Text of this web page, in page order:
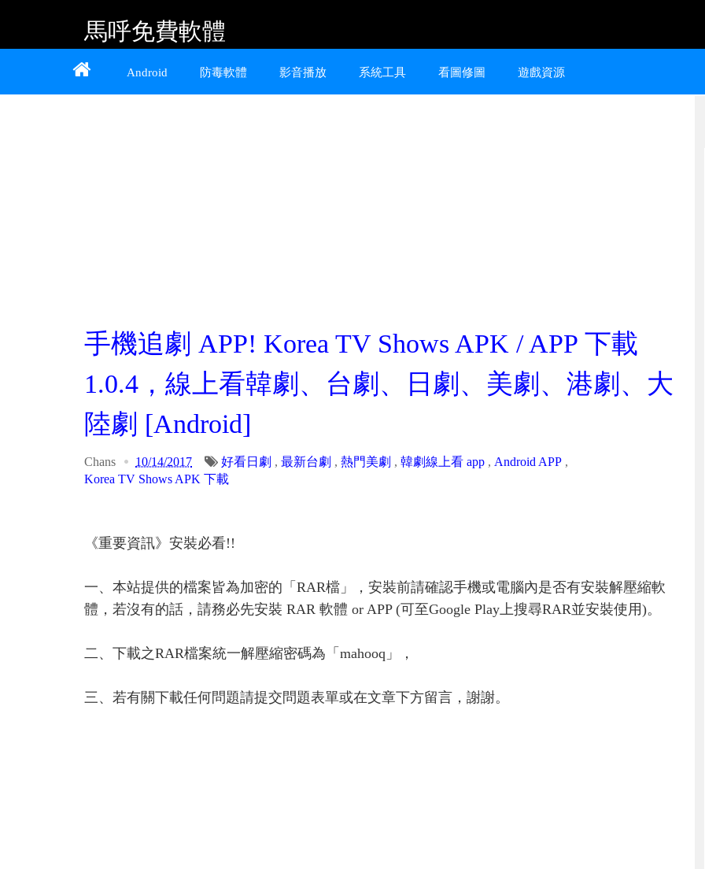
Home About Contact
馬呼免費軟體
提供 Android、iOS 好用的手機應用程式及
Android 防毒軟體 影音播放 系統工具 看圖修圖 遊戲資源
手機追劇 APP! Korea TV Shows APK / APP 下載
1.0.4，線上看韓劇、台劇、日劇、美劇、港劇、大
陸劇 [Android]
Chans 10/14/2017 好看日劇 , 最新台劇 , 熱門美劇 , 韓劇線上看 app , Android APP ,
Korea TV Shows APK 下載
《重要資訊》安裝必看!!
一、本站提供的檔案皆為加密的「RAR檔」，安裝前請確認手機或電腦內是否有安裝解壓縮軟
體，若沒有的話，請務必先安裝 RAR 軟體 or APP (可至Google Play上搜尋RAR並安裝使用)。
二、下載之RAR檔案統一解壓縮密碼為「mahooq」，
三、若有關下載任何問題請提交問題表單或在文章下方留言，謝謝。